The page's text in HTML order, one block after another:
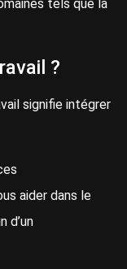
tels que la
?
signifie intégrer
aider dans le
d’un